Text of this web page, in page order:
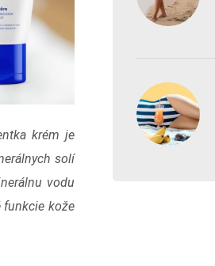
krém je
solí
vodu
funkcie kože